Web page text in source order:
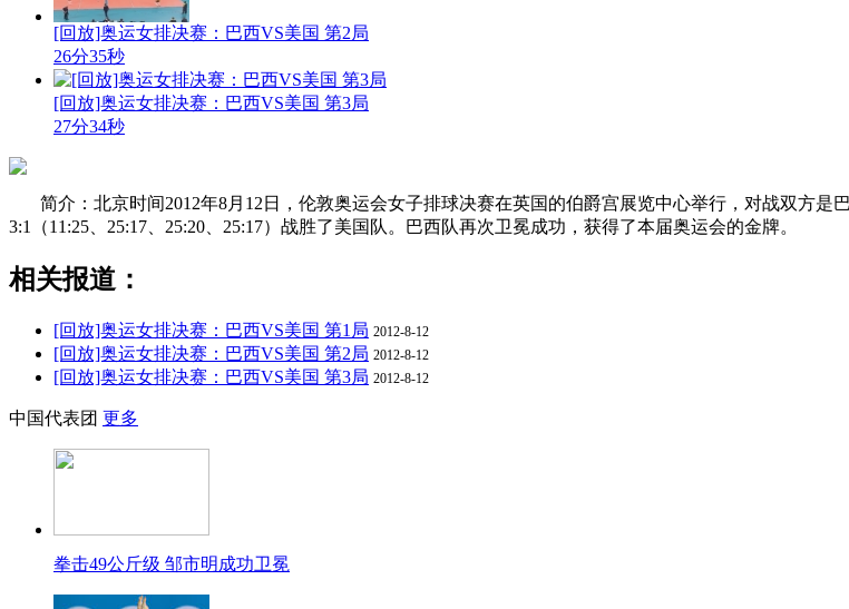
[回放]奥运女排决赛：巴西VS美国 第2局
26分35秒
[回放]奥运女排决赛：巴西VS美国 第3局
27分34秒
简介：北京时间2012年8月12日，伦敦奥运会女子排球决赛在英国的伯爵宫展览中心举行，对战双方
3:1（11:25、25:17、25:20、25:17）战胜了美国队。巴西队再次卫冕成功，获得了本届奥运会的金牌。
相关报道：
[回放]奥运女排决赛：巴西VS美国 第1局 2012-8-12
[回放]奥运女排决赛：巴西VS美国 第2局 2012-8-12
[回放]奥运女排决赛：巴西VS美国 第3局 2012-8-12
中国代表团 更多
拳击49公斤级 邹市明成功卫冕